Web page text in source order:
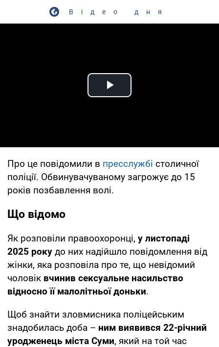
Відео дня
Play Video
Про це повідомили в пресслужбі столичної
поліції. Обвинувачуваному загрожує до 15
років позбавлення волі.
Що відомо
Як розповіли правоохоронці, у листопаді
2025 року до них надійшло повідомлення від
жінки, яка розповіла про те, що невідомий
чоловік вчинив сексуальне насильство
відносно її малолітньої доньки.
Щоб знайти зловмисника поліцейським
знадобилась доба – ним виявився 22-річний
уродженець міста Суми, який на той час